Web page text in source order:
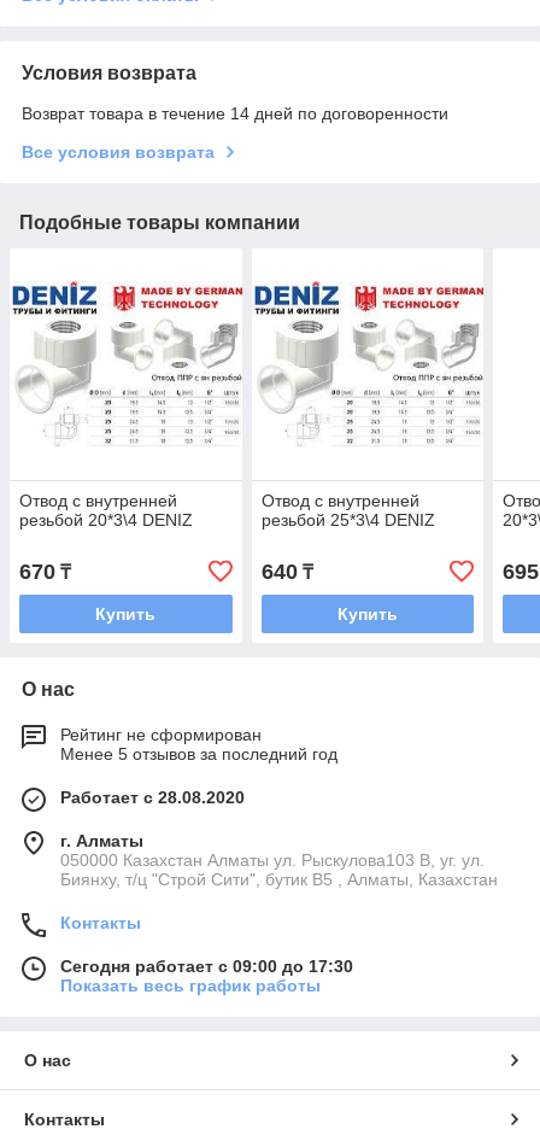
Условия возврата
Возврат товара в течение 14 дней по договоренности
Все условия возврата
Подобные товары компании
Отвод с внутренней
резьбой 20*3\4 DENIZ
670 ₸
Купить
Отвод с внутренней
резьбой 25*3\4 DENIZ
640₸
Купить
695
О нас
Рейтинг не сформирован
Менее 5 отзывов за последний год
Работает с 28.08.2020
г. Алматы
050000 Казахстан Алматы ул. Рыскулова103 В, уг. ул.
Биянху, т/ц "Строй Сити", бутик В5 , Алматы, Казахстан
Контакты
Сегодня работает с 09:00 до 17:30
Показать весь график работы
О нас
Контакты